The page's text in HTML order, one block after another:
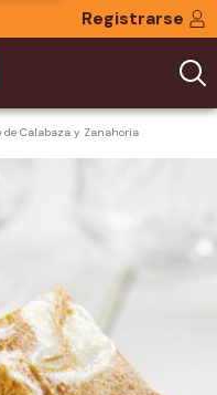
Registrarse
de Calabaza y Zanahoria